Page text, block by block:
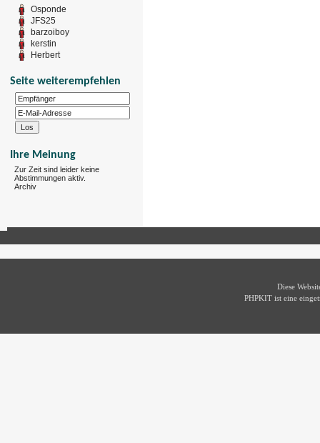
Osponde
JFS25
barzoiboy
kerstin
Herbert
Seite weiterempfehlen
Ihre Meinung
Zur Zeit sind leider keine
Abstimmungen aktiv.
Archiv
Diese
PHPKIT ist eine